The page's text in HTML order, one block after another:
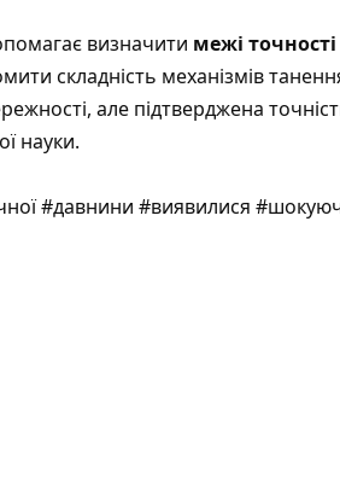
визначити межі
складність механізмів
але підтверджена
науки.
#давнини #виявилися